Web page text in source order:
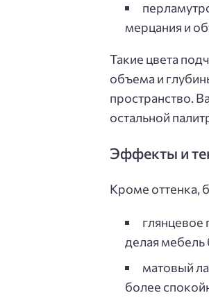
мерцания и
Такие цвета
объема и
пространство.
остальной
Эффекты и
Кроме оттенка,
делая
матовый
более